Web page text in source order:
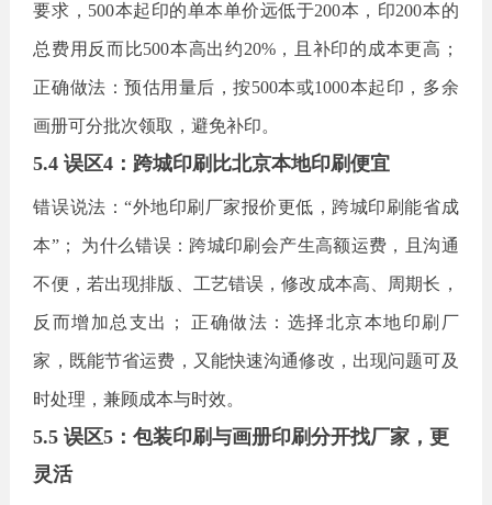
要求，500本起印的单本单价远低于200本，印200本的
总费用反而比500本高出约20%，且补印的成本更高；
正确做法：预估用量后，按500本或1000本起印，多余
画册可分批次领取，避免补印。
5.4 误区4：跨城印刷比北京本地印刷便宜
错误说法：“外地印刷厂家报价更低，跨城印刷能省成
本”； 为什么错误：跨城印刷会产生高额运费，且沟通
不便，若出现排版、工艺错误，修改成本高、周期长，
反而增加总支出； 正确做法：选择北京本地印刷厂
家，既能节省运费，又能快速沟通修改，出现问题可及
时处理，兼顾成本与时效。
5.5 误区5：包装印刷与画册印刷分开找厂家，更
灵活